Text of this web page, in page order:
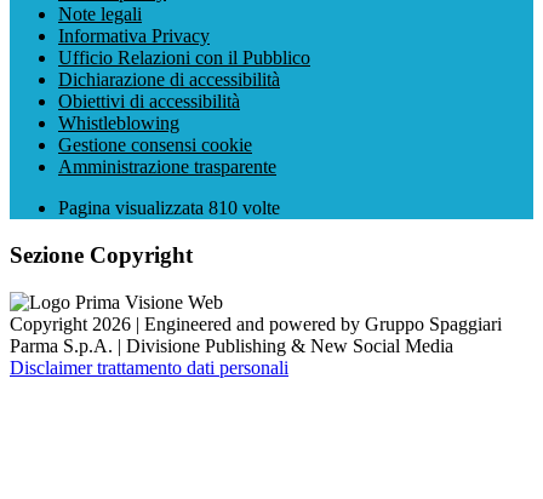
Note legali
Informativa Privacy
Ufficio Relazioni con il Pubblico
Dichiarazione di accessibilità
Obiettivi di accessibilità
Whistleblowing
Gestione consensi cookie
Amministrazione trasparente
Pagina visualizzata 810 volte
Sezione Copyright
Copyright 2026 | Engineered and powered by Gruppo Spaggiari
Parma S.p.A. | Divisione Publishing & New Social Media
Disclaimer trattamento dati personali